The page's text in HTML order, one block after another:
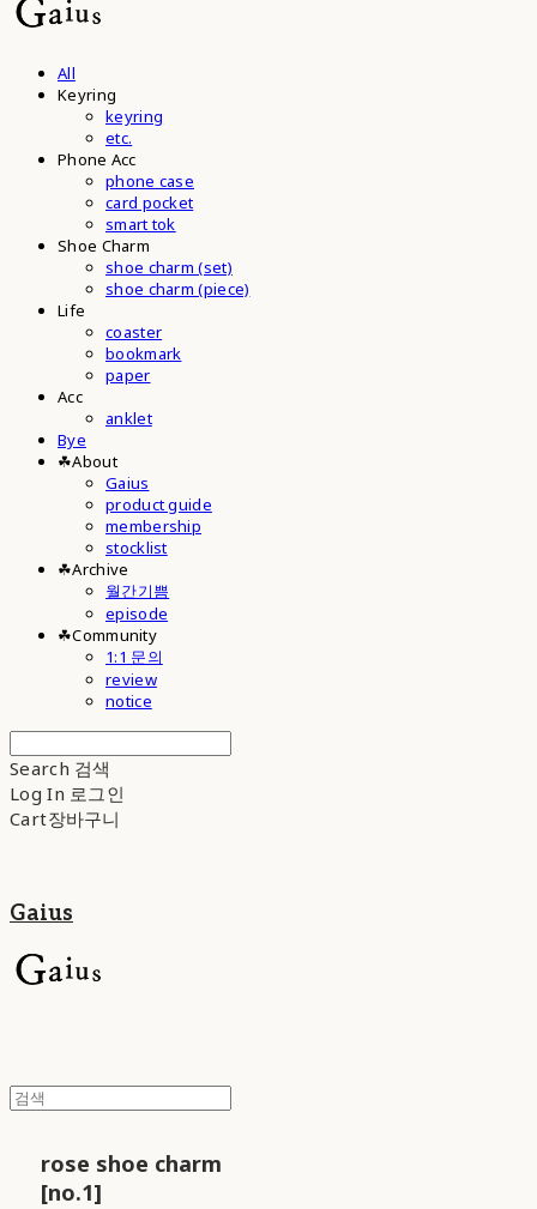
All
Keyring
keyring
etc.
Phone Acc
phone case
card pocket
smart tok
Shoe Charm
shoe charm (set)
shoe charm (piece)
Life
coaster
bookmark
paper
Acc
anklet
Bye
☘︎About
Gaius
product guide
membership
stocklist
☘︎Archive
월간기쁨
episode
☘︎Community
1:1 문의
review
notice
Search 검색
Log In 로그인
Cart장바구니
Gaius
rose shoe charm
[no.1]